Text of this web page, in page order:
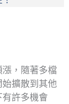
，隨著多檔
擴散到其他
許多機會